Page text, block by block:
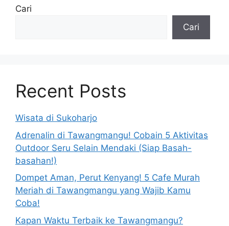
Cari
Cari
Recent Posts
Wisata di Sukoharjo
Adrenalin di Tawangmangu! Cobain 5 Aktivitas
Outdoor Seru Selain Mendaki (Siap Basah-
basahan!)
Dompet Aman, Perut Kenyang! 5 Cafe Murah
Meriah di Tawangmangu yang Wajib Kamu
Coba!
Kapan Waktu Terbaik ke Tawangmangu?